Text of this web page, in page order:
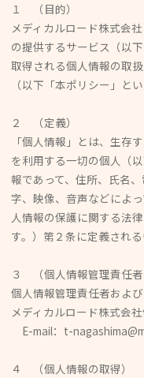
１ （目的）
メディカルロード株式会
の提供するサービス（以
取得される個人情報の取
（以下「本ポリシー」と
２ （定義）
「個人情報」とは、生存
を利用する一切の個人（
報であって、住所、氏名
字、映像、音声などによ
人情報の保護に関する法
す。）第２条に定義される
３ （個人情報管理責任者
個人情報管理責任者およ
メディカルロード株式
E-mail：t-
４ （個人情報の取得）